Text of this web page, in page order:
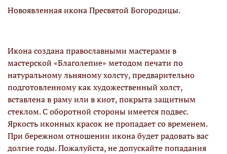
Новоявленная икона Пресвятой Богородицы.
Икона создана православными мастерами в
мастерской «Благолепие» методом печати по
натуральному льняному холсту, предварительно
подготовленному как художественный холст,
вставлена в раму или в киот, покрыта защитным
стеклом. С оборотной стороны имеется подвес.
Яркость иконных красок не пропадает со временем.
При бережном отношении икона будет радовать вас
долгие годы. Пожалуйста, не допускайте попадания